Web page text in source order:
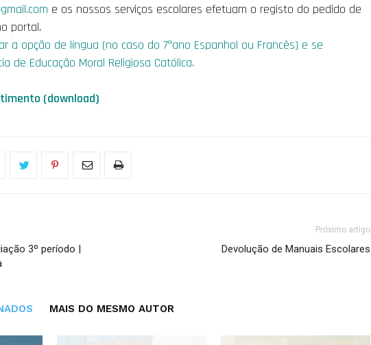
e os nossos serviços escolares efetuam o registo do pedido de
portal.
a opção de língua (no caso do 7ºano Espanhol ou Francês) e se
de Educação Moral Religiosa Católica.
(download)
3º período |
Próximo artigo
Devolução de Manuais Escolares
MAIS DO MESMO AUTOR